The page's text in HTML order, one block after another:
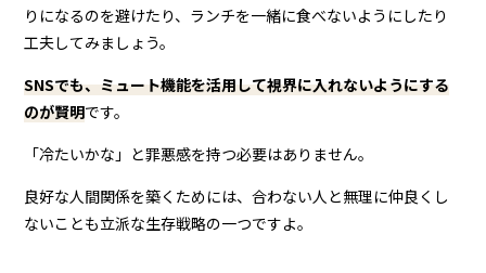
りになるのを避けたり、ランチを一緒に食べないようにしたり
工夫してみましょう。
SNSでも、ミュート機能を活用して視界に入れないようにする
のが賢明です。
「冷たいかな」と罪悪感を持つ必要はありません。
良好な人間関係を築くためには、合わない人と無理に仲良くし
ないことも立派な生存戦略の一つですよ。